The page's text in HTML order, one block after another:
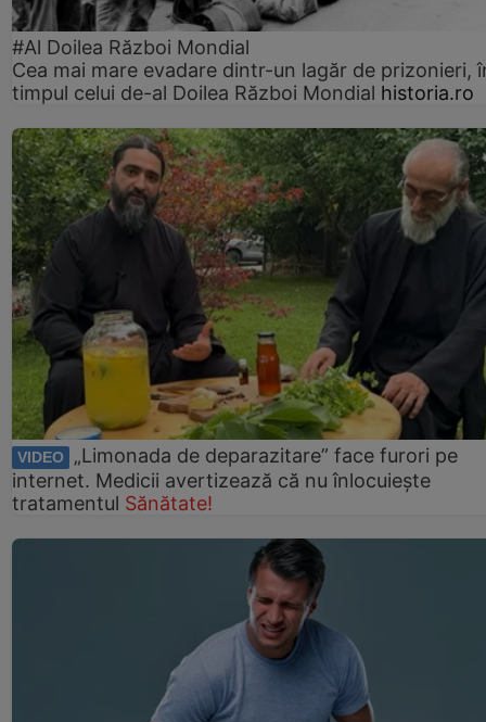
#Al Doilea Război Mondial
Cea mai mare evadare dintr-un lagăr de prizonieri,
timpul celui de-al Doilea Război Mondial historia.ro
VIDEO
„Limonada de deparazitare” face furori pe
internet. Medicii avertizează că nu înlocuiește
tratamentul Sănătate!